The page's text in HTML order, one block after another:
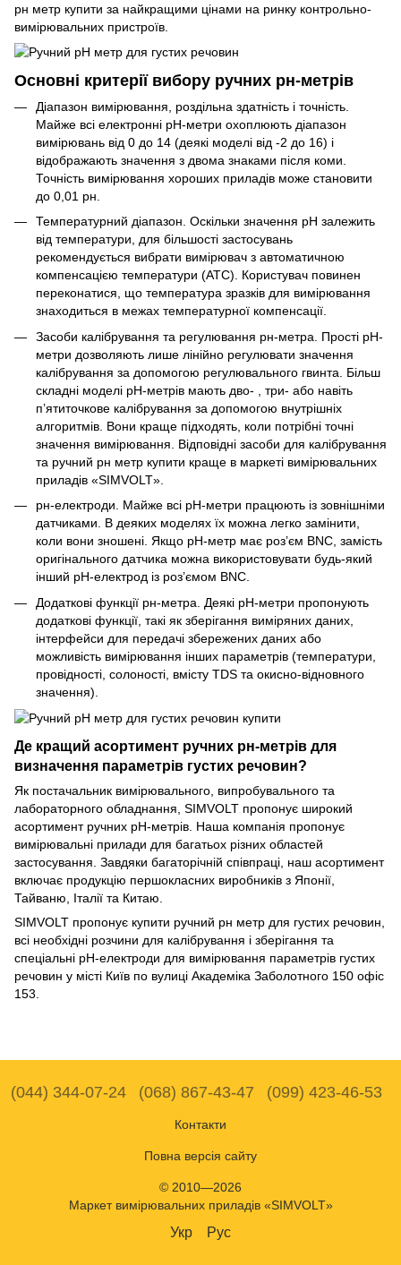
рн метр купити за найкращими цінами на ринку контрольно-
вимірювальних пристроїв.
Основні критерії вибору ручних рн-метрів
Діапазон вимірювання, роздільна здатність і точність.
Майже всі електронні рН-метри охоплюють діапазон
вимірювань від 0 до 14 (деякі моделі від -2 до 16) і
відображають значення з двома знаками після коми.
Точність вимірювання хороших приладів може становити
до 0,01 рн.
Температурний діапазон. Оскільки значення рН залежить
від температури, для більшості застосувань
рекомендується вибрати вимірювач з автоматичною
компенсацією температури (ATC). Користувач повинен
переконатися, що температура зразків для вимірювання
знаходиться в межах температурної компенсації.
Засоби калібрування та регулювання рн-метра. Прості рН-
метри дозволяють лише лінійно регулювати значення
калібрування за допомогою регулювального гвинта. Більш
складні моделі рН-метрів мають дво- , три- або навіть
п’ятиточкове калібрування за допомогою внутрішніх
алгоритмів. Вони краще підходять, коли потрібні точні
значення вимірювання. Відповідні засоби для калібрування
та ручний рн метр купити краще в маркеті вимірювальних
приладів «SIMVOLT».
рн-електроди. Майже всі рН-метри працюють із зовнішніми
датчиками. В деяких моделях їх можна легко замінити,
коли вони зношені. Якщо рН-метр має роз’єм BNC, замість
оригінального датчика можна використовувати будь-який
інший рН-електрод із роз’ємом BNC.
Додаткові функції рн-метра. Деякі рН-метри пропонують
додаткові функції, такі як зберігання виміряних даних,
інтерфейси для передачі збережених даних або
можливість вимірювання інших параметрів (температури,
провідності, солоності, вмісту TDS та окисно-відновного
значення).
Де кращий асортимент ручних рн-метрів для
визначення параметрів густих речовин?
Як постачальник вимірювального, випробувального та
лабораторного обладнання, SIMVOLT пропонує широкий
асортимент ручних рН-метрів. Наша компанія пропонує
вимірювальні прилади для багатьох різних областей
застосування. Завдяки багаторічній співпраці, наш асортимент
включає продукцію першокласних виробників з Японії,
Тайваню, Італії та Китаю.
SIMVOLT пропонує купити ручний рн метр для густих речовин,
всі необхідні розчини для калібрування і зберігання та
спеціальні рН-електроди для вимірювання параметрів густих
речовин у місті Київ по вулиці Академіка Заболотного 150 офіс
153.
(044) 344-07-24 (068) 867-43-47 (099) 423-46-53
Контакти
Повна версія сайту
© 2010—2026
Маркет вимірювальних приладів «SIMVOLT»
Укр Рус